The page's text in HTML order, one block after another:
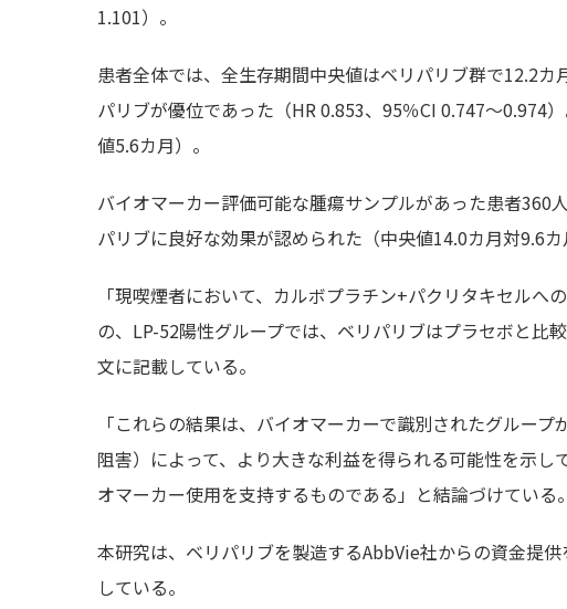
1.101）。
患者全体では、全生存期間中央値はベリパリブ群で12.2
パリブが優位であった（HR 0.853、95％CI 0.747～0.974
値5.6カ月）。
バイオマーカー評価可能な腫瘍サンプルがあった患者360
パリブに良好な効果が認められた（中央値14.0カ月対9.6カ
「現喫煙者において、カルボプラチン+パクリタキセル
の、LP-52陽性グループでは、ベリパリブはプラセボと比
文に記載している。
「これらの結果は、バイオマーカーで識別されたグルー
阻害）によって、より大きな利益を得られる可能性を示
オマーカー使用を支持するものである」と結論づけている。
本研究は、ベリパリブを製造するAbbVie社からの資金提
している。